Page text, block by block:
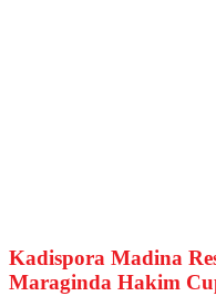
Kadispora Madina
Maraginda Hakim